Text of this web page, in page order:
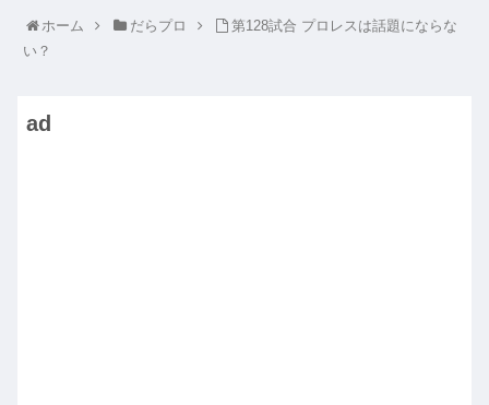
ホーム だらプロ
第128試合 プロレスは話題にならな
い？
ad